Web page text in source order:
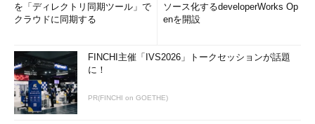
を「ディレクトリ同期ツール」で
クラウドに同期する
ソース化するdeveloperWorks Op
enを開設
FINCHI主催「IVS2026」トークセッションが話題
に！
PR(FINCHI on GOETHE)